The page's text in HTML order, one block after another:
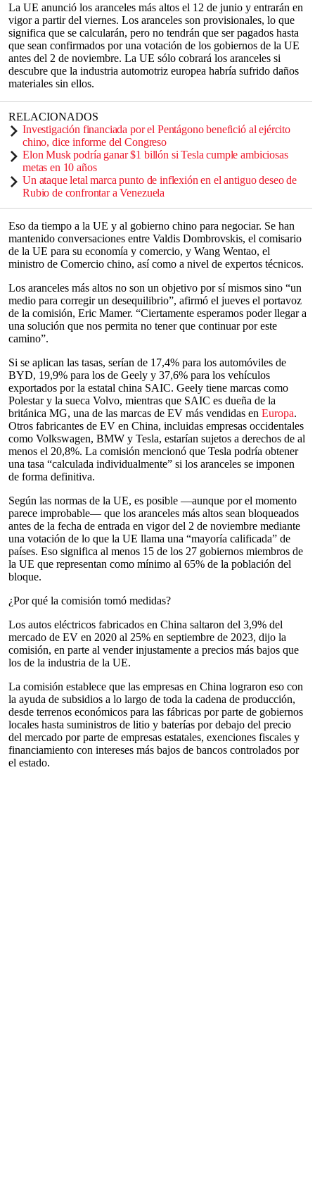
La UE anunció los aranceles más altos el 12 de junio y entrarán en
vigor a partir del viernes. Los aranceles son provisionales, lo que
significa que se calcularán, pero no tendrán que ser pagados hasta
que sean confirmados por una votación de los gobiernos de la UE
antes del 2 de noviembre. La UE sólo cobrará los aranceles si
descubre que la industria automotriz europea habría sufrido daños
materiales sin ellos.
RELACIONADOS
Investigación financiada por el Pentágono benefició al ejército
chino, dice informe del Congreso
Elon Musk podría ganar $1 billón si Tesla cumple ambiciosas
metas en 10 años
Un ataque letal marca punto de inflexión en el antiguo deseo de
Rubio de confrontar a Venezuela
Eso da tiempo a la UE y al gobierno chino para negociar. Se han
mantenido conversaciones entre Valdis Dombrovskis, el comisario
de la UE para su economía y comercio, y Wang Wentao, el
ministro de Comercio chino, así como a nivel de expertos técnicos.
Los aranceles más altos no son un objetivo por sí mismos sino “un
medio para corregir un desequilibrio”, afirmó el jueves el portavoz
de la comisión, Eric Mamer. “Ciertamente esperamos poder llegar a
una solución que nos permita no tener que continuar por este
camino”.
Si se aplican las tasas, serían de 17,4% para los automóviles de
BYD, 19,9% para los de Geely y 37,6% para los vehículos
exportados por la estatal china SAIC. Geely tiene marcas como
Polestar y la sueca Volvo, mientras que SAIC es dueña de la
británica MG, una de las marcas de EV más vendidas en Europa.
Otros fabricantes de EV en China, incluidas empresas occidentales
como Volkswagen, BMW y Tesla, estarían sujetos a derechos de al
menos el 20,8%. La comisión mencionó que Tesla podría obtener
una tasa “calculada individualmente” si los aranceles se imponen
de forma definitiva.
Según las normas de la UE, es posible —aunque por el momento
parece improbable— que los aranceles más altos sean bloqueados
antes de la fecha de entrada en vigor del 2 de noviembre mediante
una votación de lo que la UE llama una “mayoría calificada” de
países. Eso significa al menos 15 de los 27 gobiernos miembros de
la UE que representan como mínimo al 65% de la población del
bloque.
¿Por qué la comisión tomó medidas?
Los autos eléctricos fabricados en China saltaron del 3,9% del
mercado de EV en 2020 al 25% en septiembre de 2023, dijo la
comisión, en parte al vender injustamente a precios más bajos que
los de la industria de la UE.
La comisión establece que las empresas en China lograron eso con
la ayuda de subsidios a lo largo de toda la cadena de producción,
desde terrenos económicos para las fábricas por parte de gobiernos
locales hasta suministros de litio y baterías por debajo del precio
del mercado por parte de empresas estatales, exenciones fiscales y
financiamiento con intereses más bajos de bancos controlados por
el estado.